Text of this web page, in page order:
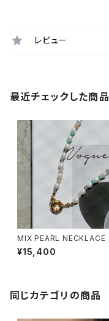
レビュー
最近チェックした商品
MIX PEARL NECKLACE
¥15,400
同じカテゴリの商品